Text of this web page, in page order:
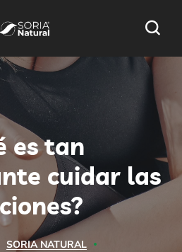
es tan
cuidar las
SORIA NATURAL